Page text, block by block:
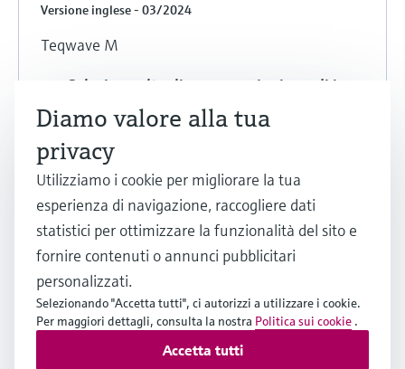
Versione inglese - 03/2024
Teqwave M
Seleziona altre lingue, versioni e vedi i
dettagli
Istruzioni di montaggio (EA)
EA Protective Cover connection
compartment
Versione inglese - 01/2024
Diamo valore alla tua
privacy
Utilizziamo i cookie per migliorare la tua
esperienza di navigazione, raccogliere dati
statistici per ottimizzare la funzionalità del sito e
fornire contenuti o annunci pubblicitari
personalizzati.
Selezionando "Accetta tutti", ci autorizzi a utilizzare i cookie.
Per maggiori dettagli, consulta la nostra Politica sui cookie .
Accetta tutti